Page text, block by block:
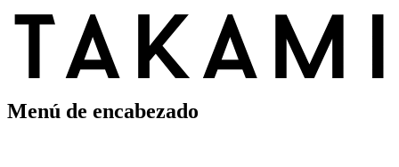
Menú de encabezado